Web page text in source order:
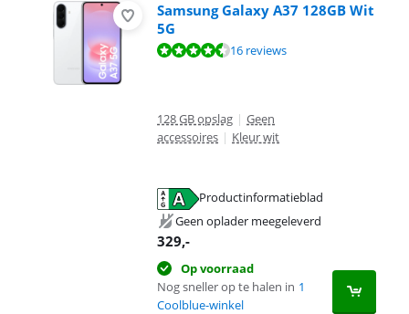
Samsung Galaxy A37 128GB Wit
5G
Beoordeling is 9,3 van de 10, gebaseerd op 16 reviews.
16 reviews
128 GB opslag | Geen
accessoires | Kleur wit
Productinformatieblad
Geen oplader meegeleverd
329,-
Op voorraad
Nog sneller op te halen in 1
Coolblue-winkel